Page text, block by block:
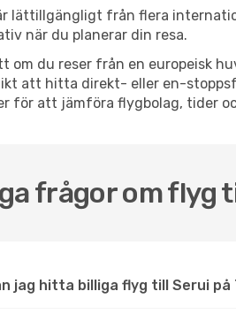
lättillgängligt från flera
när du planerar din resa.
om du reser från en europeisk
att hitta direkt- eller en-
för att jämföra flygbolag, tider
frågor om flyg
jag hitta billiga flyg till Serui på